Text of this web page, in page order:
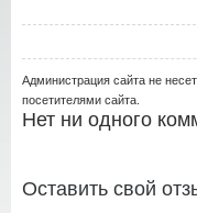
Администрация сайта не
посетителями сайта.
Нет ни одного
Оставить свой